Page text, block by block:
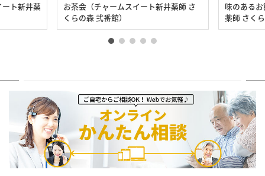
ト新井薬
お茶会（チャームスイート新井薬師 さ
くらの森 弐番館）
味のある
薬師 さく